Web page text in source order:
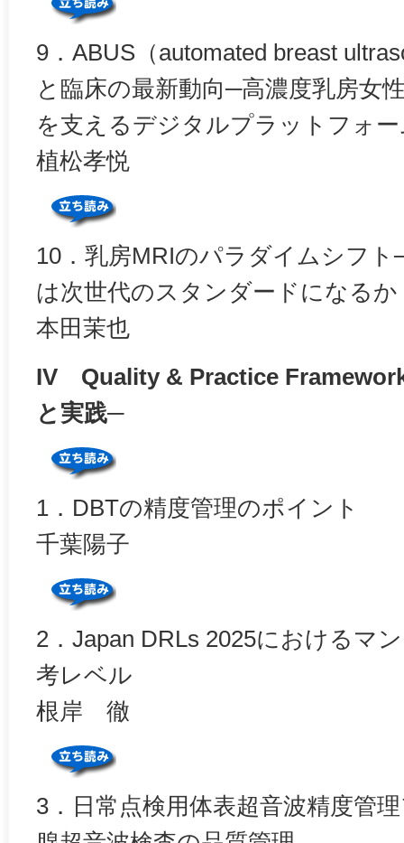
9．ABUS（automated breast
と臨床の最新動向─高濃度乳房女
を支えるデジタルプラットフォ
植松孝悦
10．乳房MRIのパラダイムシフト
は次世代のスタンダードになるか
本田茉也
IV Quality & Practice
と実践─
1．DBTの精度管理のポイント
千葉陽子
2．Japan DRLs 2025におけるマ
考レベル
根岸 徹
3．日常点検用体表超音波精度管